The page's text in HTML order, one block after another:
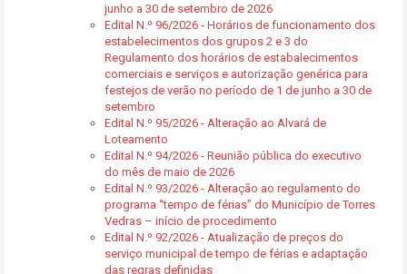
junho a 30 de setembro de 2026
Edital N.º 96/2026 - Horários de funcionamento dos
estabelecimentos dos grupos 2 e 3 do
Regulamento dos horários de estabalecimentos
comerciais e serviços e autorização genérica para
festejos de verão no período de 1 de junho a 30 de
setembro
Edital N.º 95/2026 - Alteração ao Alvará de
Loteamento
Edital N.º 94/2026 - Reunião pública do executivo
do mês de maio de 2026
Edital N.º 93/2026 - Alteração ao regulamento do
programa “tempo de férias” do Município de Torres
Vedras – início de procedimento
Edital N.º 92/2026 - Atualização de preços do
serviço municipal de tempo de férias e adaptação
das regras definidas